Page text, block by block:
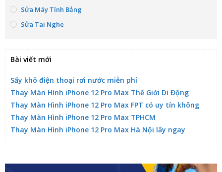
Sửa Máy Tính Bảng
Sửa Tai Nghe
Bài viết mới
Sấy khô điện thoại rơi nước miễn phí
Thay Màn Hình iPhone 12 Pro Max Thế Giới Di Động
Thay Màn Hình iPhone 12 Pro Max FPT có uy tín không
Thay Màn Hình iPhone 12 Pro Max TPHCM
Thay Màn Hình iPhone 12 Pro Max Hà Nội lấy ngay